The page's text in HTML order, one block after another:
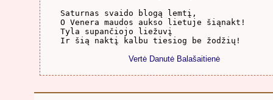
Saturnas svaido blogą lemtį,
O Venera maudos aukso lietuje šiąnakt!
Tyla supančiojo liežuvį
Ir šią naktį kalbu tiesiog be žodžių!
Vertė Danutė Balašaitienė